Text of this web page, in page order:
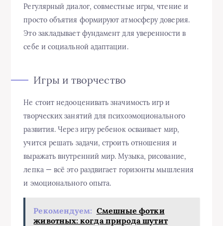
Регулярный диалог, совместные игры, чтение и
просто объятия формируют атмосферу доверия.
Это закладывает фундамент для уверенности в
себе и социальной адаптации.
Игры и творчество
Не стоит недооценивать значимость игр и
творческих занятий для психоэмоционального
развития. Через игру ребенок осваивает мир,
учится решать задачи, строить отношения и
выражать внутренний мир. Музыка, рисование,
лепка — всё это раздвигает горизонты мышления
и эмоционального опыта.
Рекомендуем: Смешные фотки
животных: когда природа шутит